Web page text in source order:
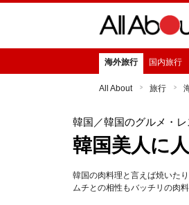
海外旅行 国内旅行
All About 旅行
韓国 ／韓国のグルメ・
韓国美人に
韓国の肉料理と言えば焼いた
ムチとの相性もバッチリの肉